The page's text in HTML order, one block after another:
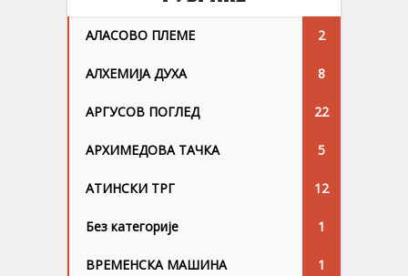
АЛАСОВО ПЛЕМЕ 2
АЛХЕМИЈА ДУХА 8
АРГУСОВ ПОГЛЕД 22
АРХИМЕДОВА ТАЧКА 5
АТИНСКИ ТРГ 12
Без категорије 1
ВРЕМЕНСКА МАШИНА 1